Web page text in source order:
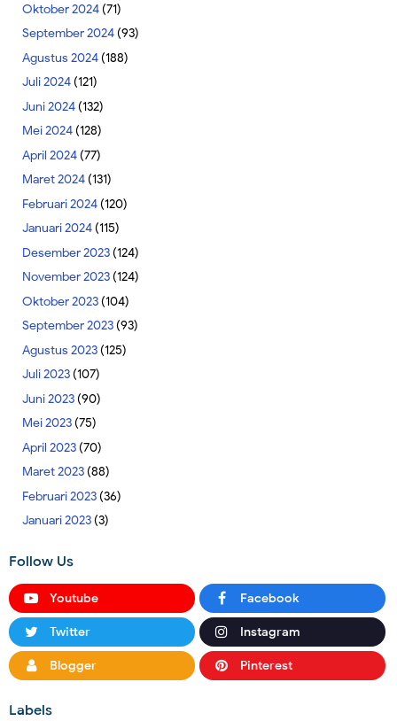
Oktober 2024(71)
September 2024(93)
Agustus 2024(188)
Juli 2024(121)
Juni 2024(132)
Mei 2024(128)
April 2024(77)
Maret 2024(131)
Februari 2024(120)
Januari 2024(115)
Desember 2023(124)
November 2023(124)
Oktober 2023(104)
September 2023(93)
Agustus 2023(125)
Juli 2023(107)
Juni 2023(90)
Mei 2023(75)
April 2023(70)
Maret 2023(88)
Februari 2023(36)
Januari 2023(3)
Follow Us
Youtube Facebook
Twitter Instagram
Blogger Pinterest
Labels